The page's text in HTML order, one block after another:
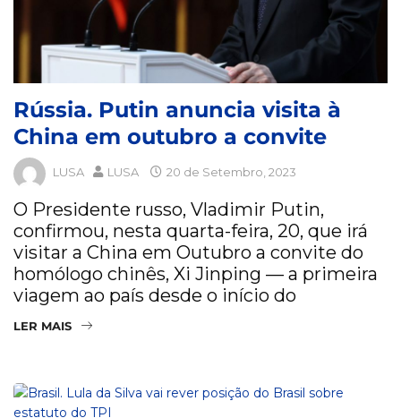
Rússia. Putin anuncia visita à
China em outubro a convite
LUSA LUSA 20 de Setembro, 2023
O Presidente russo, Vladimir Putin,
confirmou, nesta quarta-feira, 20, que irá
visitar a China em Outubro a convite do
homólogo chinês, Xi Jinping — a primeira
viagem ao país desde o início do
LER MAIS